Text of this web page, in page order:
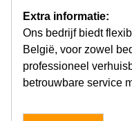
Extra informatie:
Ons bedrijf biedt
België, voor zowel
professioneel
betrouwbare service